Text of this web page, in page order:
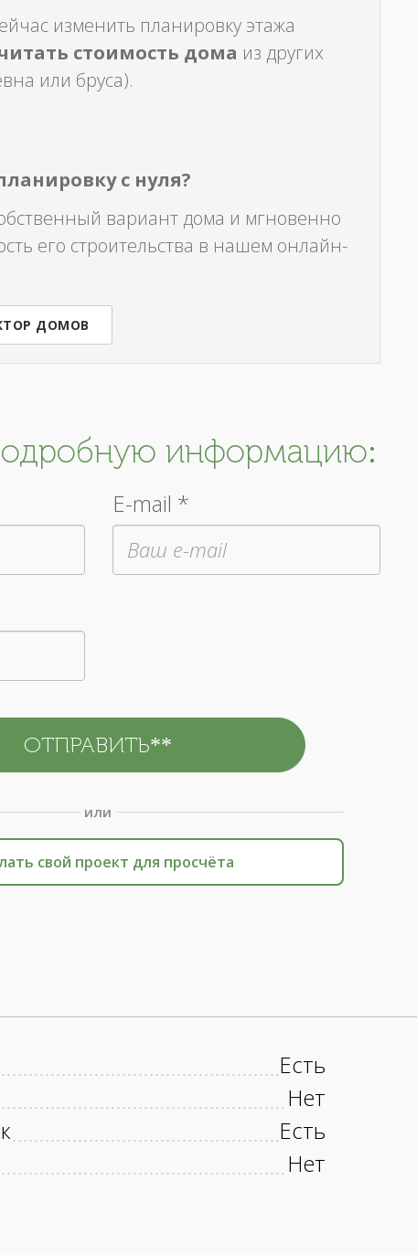
изменить планировку этажа
стоимость дома из других
или бруса).
с нуля?
вариант дома и мгновенно
его строительства в нашем онлайн-
ДОМОВ
информацию:
E-mail *
или
свой проект для просчёта
Есть
Нет
Есть
Нет